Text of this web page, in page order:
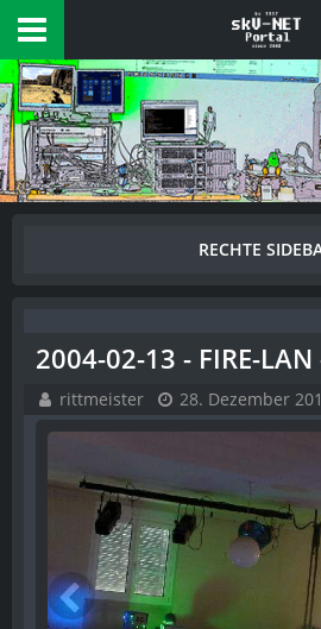
2004-02-13 - FIRE-
rittmeister 28. Dezember